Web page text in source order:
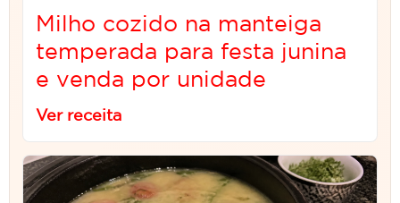
Milho cozido na manteiga
temperada para festa junina
e venda por unidade
Ver receita